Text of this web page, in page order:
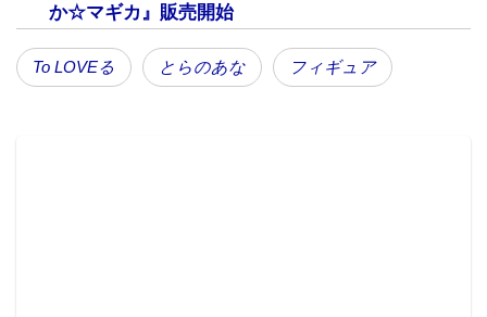
か☆マギカ』販売開始
To LOVEる とらのあな フィギュア